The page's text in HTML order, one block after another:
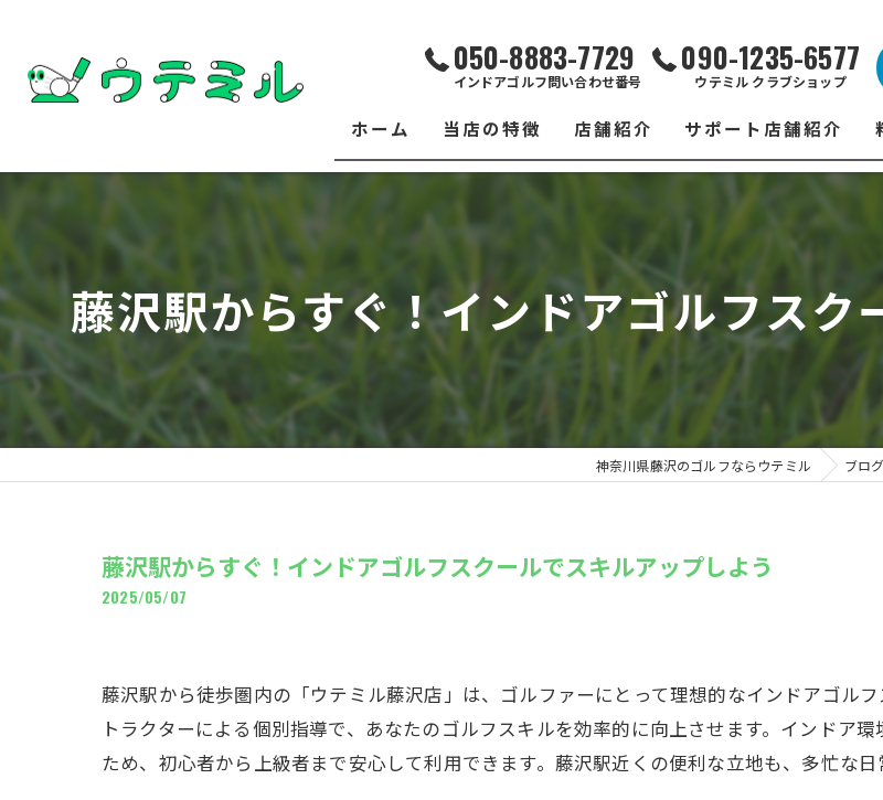
050-8883-7729
インドアゴルフ問い合わせ番号
090-1235-6577
ウテミル クラブショップ
ホーム 当店の特徴
練習場
フィッティング
店舗紹介
ウテミル 浦安駅前店
市原インドアゴルフ
ウテミルスクール高崎店
サポート店舗紹介
シミュレーションゴルフ
スズヨンゴルフクラブ
藤沢駅からすぐ！インドアゴルフスク
神奈川県藤沢のゴルフならウテミル ブログ
藤沢駅からすぐ！インドアゴルフスクールでスキルアップしよう
2025/05/07
藤沢駅から徒歩圏内の「ウテミル藤沢店」は、ゴルファーにとって理想的なインドアゴル
トラクターによる個別指導で、あなたのゴルフスキルを効率的に向上させます。インドア
ため、初心者から上級者まで安心して利用できます。藤沢駅近くの便利な立地も、多忙な日